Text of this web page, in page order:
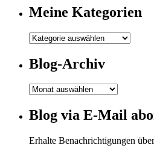
Meine Kategorien
Meine
Blog-Archiv
Blog-
Blog via E-Mail
Erhalte Benachrichtigungen